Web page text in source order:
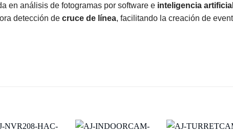
en análisis de fotogramas por software e inteligencia artificial
detección de cruce de línea, facilitando la creación de